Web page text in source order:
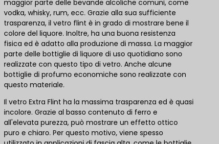
maggior parte delle bevande alcoliche comuni, come
vodka, whisky, rum, ecc. Grazie alla sua sufficiente
trasparenza, il vetro flint è in grado di mostrare bene il
colore del liquore. Inoltre, ha una buona resistenza
fisica ed è adatto alla produzione di massa. La maggior
parte delle bottiglie di liquore di uso quotidiano sono
realizzate con questo tipo di vetro. Anche alcune
bottiglie di profumo economiche sono realizzate con
questo materiale.
Il vetro Extra Flint ha la massima trasparenza ed è quasi
incolore. Grazie al basso contenuto di ferro e
all'elevata purezza, può mostrare un effetto ottico
puro e chiaro. Per questo motivo, viene spesso